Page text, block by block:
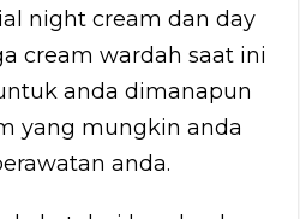
night cream dan day
cream wardah saat ini
anda dimanapun
yang mungkin anda
anda.